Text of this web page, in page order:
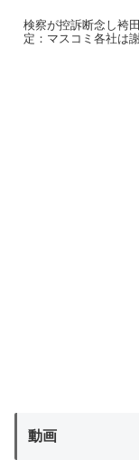
検察が控訴断念し袴
定：マスコミ各社は
動画